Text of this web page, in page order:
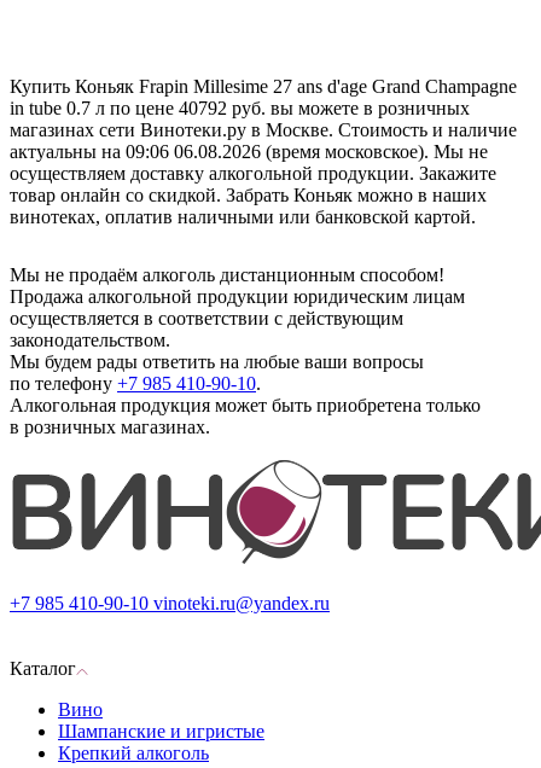
Купить Коньяк Frapin Millesime 27 ans d'age Grand Champagne
in tube 0.7 л по цене 40792 руб. вы можете в розничных
магазинах сети Винотеки.ру в Москве. Стоимость и наличие
актуальны на 09:06 06.08.2026 (время московское). Мы не
осуществляем доставку алкогольной продукции. Закажите
товар онлайн со скидкой. Забрать Коньяк можно в наших
винотеках, оплатив наличными или банковской картой.
Мы не продаём алкоголь дистанционным способом!
Продажа алкогольной продукции юридическим лицам
осуществляется в соответствии с действующим
законодательством.
Мы будем рады ответить на любые ваши вопросы
по телефону +7 985 410-90-10.
Алкогольная продукция может быть приобретена только
в розничных магазинах.
+7 985 410-90-10 vinoteki.ru@yandex.ru
Каталог
Вино
Шампанские и игристые
Крепкий алкоголь